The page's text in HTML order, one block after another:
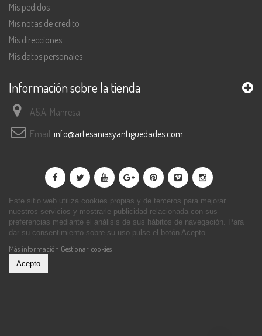
Mis pedidos
Mis notas de credito
Mis direcciones
Mis datos personales
Información sobre la tienda
A&A, Manresa
Email: info@artesaniasyantiguedades.com
Este sitio web utiliza cookies propias y de terceros para mejorar
nuestros servicios y mostrarle publicidad relacionada con sus
preferencias mediante el análisis de sus hábitos de navegación. Para
dar su consentimiento sobre su uso pulse el botón Acepto.
Más información Gestionar cookies
Acepto